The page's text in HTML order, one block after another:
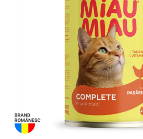
Covorașe Igienice Câini
Antiparazitare Câini
Vitamine Câini
Perii & Piepteni
Așternut Igienic Pisici
Antiparazitare Pisici
Perii & Piepteni Pisici
Accesorii Pisici